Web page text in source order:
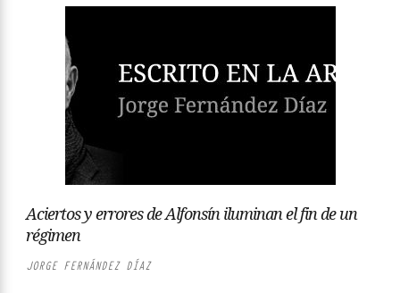
Aciertos y errores de Alfonsín iluminan el fin de un
régimen
JORGE FERNÁNDEZ DÍAZ